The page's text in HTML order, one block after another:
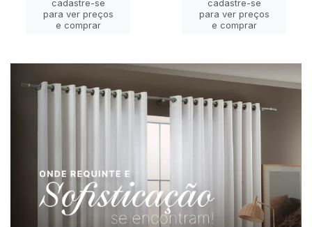
cadastre-se
para ver preços
e comprar
cadastre-se
para ver preços
e comprar